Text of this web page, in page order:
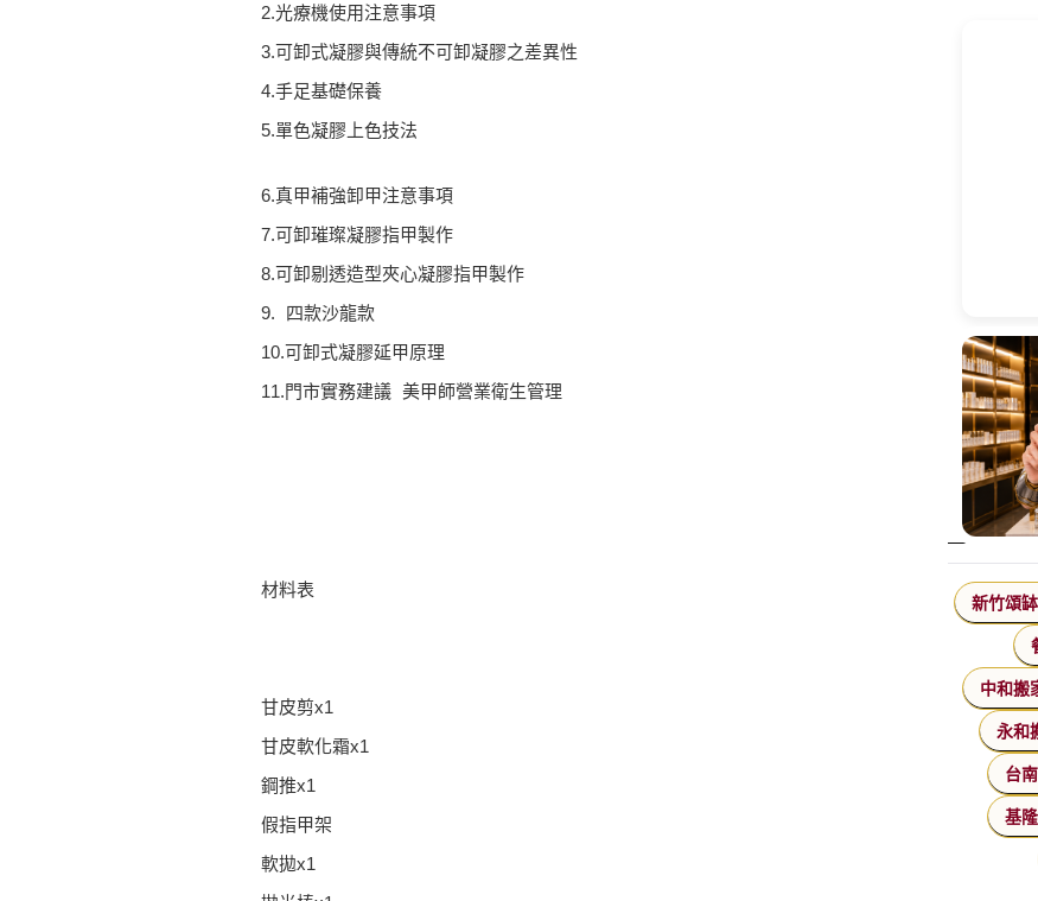
2.光療機使用注意事項
3.可卸式凝膠與傳統不可卸凝膠之差異性
4.手足基礎保養
5.單色凝膠上色技法
6.真甲補強卸甲注意事項
7.可卸璀璨凝膠指甲製作
8.可卸剔透造型夾心凝膠指甲製作
9. 四款沙龍款
10.可卸式凝膠延甲原理
11.門市實務建議 美甲師營業衛生管理
材料表
甘皮剪x1
甘皮軟化霜x1
鋼推x1
假指甲架
軟拋x1
新竹頌
中和搬
永和
台
基